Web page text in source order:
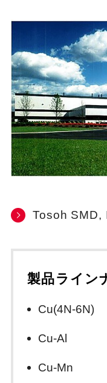
Tosoh SMD,
製品ライン
Cu(4N-6N)
Cu-Al
Cu-Mn